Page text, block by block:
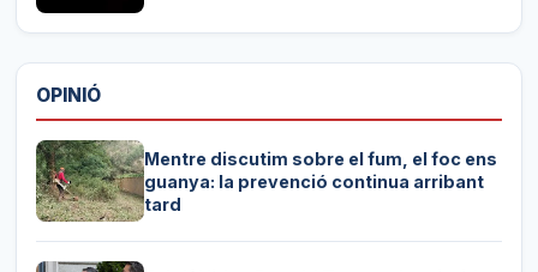
OPINIÓ
Mentre discutim sobre el fum, el foc ens
guanya: la prevenció continua arribant
tard